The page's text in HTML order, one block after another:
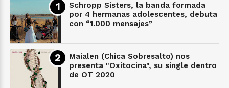
Schropp Sisters, la banda formada
por 4 hermanas adolescentes, debuta
con “1.000 mensajes”
Maialen (Chica Sobresalto) nos
presenta "Oxitocina", su single dentro
de OT 2020